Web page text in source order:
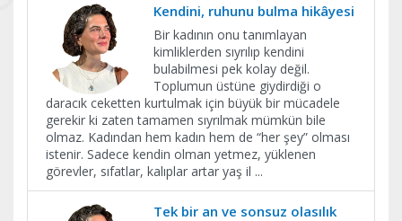
Kendini, ruhunu bulma hikâyesi
Bir kadının onu tanımlayan
kimliklerden sıyrılıp kendini
bulabilmesi pek kolay değil.
Toplumun üstüne giydirdiği o
daracık ceketten kurtulmak için büyük bir mücadele
gerekir ki zaten tamamen sıyrılmak mümkün bile
olmaz. Kadından hem kadın hem de “her şey” olması
istenir. Sadece kendin olman yetmez, yüklenen
görevler, sıfatlar, kalıplar artar yaş il ...
Tek bir an ve sonsuz olasılık